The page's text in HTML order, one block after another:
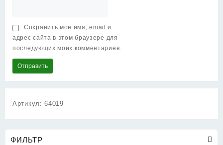
Сохранить моё имя, email и
адрес сайта в этом браузере для
последующих моих комментариев.
Артикул:64019
ФИЛЬТР